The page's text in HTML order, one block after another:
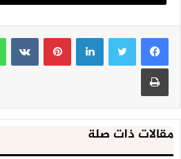
لينكدإنبينتيريست
طباعة
مقالات ذات صلة